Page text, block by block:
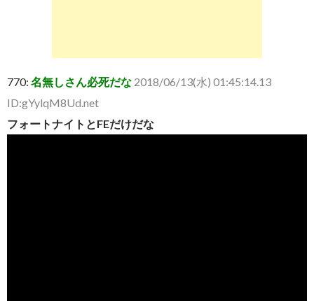
770: 名無しさん必死だな 2018/06/13(水) 01:45:14.13
ID:gYylqM8Ud.net
フォートナイトとFEだけだな